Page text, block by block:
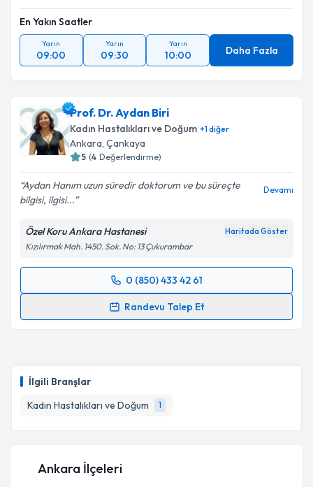
İlgili Branşlar
Kadın Hastalıkları ve Doğum
1
En Yakın Saatler
Yarın
09:00
Yarın
09:30
Yarın
10:00 Daha Fazla
Prof. Dr. Aydan Biri
Kadın Hastalıkları ve Doğum +1diğer
Ankara, Çankaya
5 (4 Değerlendirme)
Aydan Hanım uzun süredir doktorum ve bu süreçte
bilgisi, ilgisi...
Devamı
Özel Koru Ankara Hastanesi Haritada Göster
Kızılırmak Mah. 1450. Sok. No: 13 Çukurambar
0 (850) 433 42 61
Randevu Talep Et
Randevu Takvimi Talebi
E-posta Adresiniz
Kişisel verilerimin işlenmesine ilişkin
Metni'ni okudum ve kişisel verilerimin belirtilen
Ankara İlçeleri